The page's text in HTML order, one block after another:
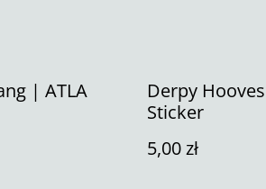
| ATLA
Derpy
Sticker
5,00 zł